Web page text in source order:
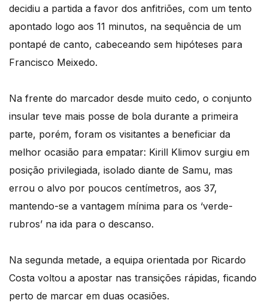
decidiu a partida a favor dos anfitriões, com um tento
apontado logo aos 11 minutos, na sequência de um
pontapé de canto, cabeceando sem hipóteses para
Francisco Meixedo.
Na frente do marcador desde muito cedo, o conjunto
insular teve mais posse de bola durante a primeira
parte, porém, foram os visitantes a beneficiar da
melhor ocasião para empatar: Kirill Klimov surgiu em
posição privilegiada, isolado diante de Samu, mas
errou o alvo por poucos centímetros, aos 37,
mantendo-se a vantagem mínima para os ‘verde-
rubros’ na ida para o descanso.
Na segunda metade, a equipa orientada por Ricardo
Costa voltou a apostar nas transições rápidas, ficando
perto de marcar em duas ocasiões.